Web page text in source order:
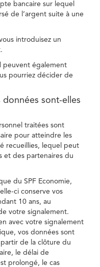
bancaire sur lequel
de l’argent suite à une
introduisez un
peuvent également
pourriez décider de
sont-elles
traitées sont
pour atteindre les
recueillies, lequel peut
et des partenaires du
du SPF Economie,
ci conserve vos
10 ans, au
votre signalement.
avec votre signalement
vos données sont
partir de la clôture du
le délai de
prolongé, le cas